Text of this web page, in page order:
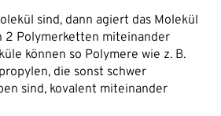
sind, dann agiert das Molekül
2 Polymerketten miteinander
können so Polymere wie z. B.
die sonst schwer
sind, kovalent miteinander